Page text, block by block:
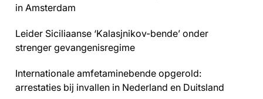
in Amsterdam
Leider Siciliaanse ‘Kalasjnikov-bende’ onder
strenger gevangenisregime
Internationale amfetaminebende opgerold:
arrestaties bij invallen in Nederland en Duitsland